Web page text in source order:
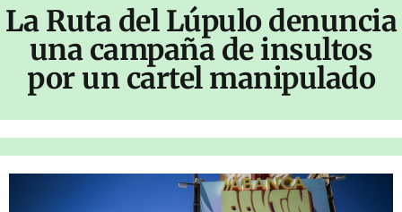
La Ruta del Lúpulo denuncia
una campaña de insultos
por un cartel manipulado